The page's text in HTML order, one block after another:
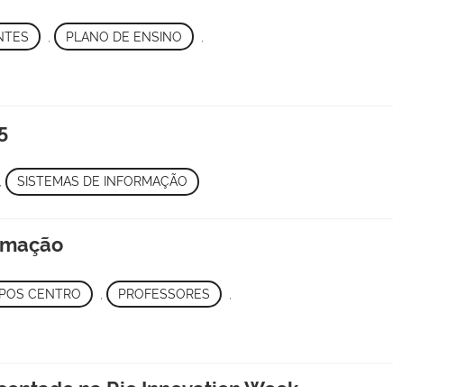
, PLANO DE ENSINO
, SISTEMAS DE INFORMAÇÃO
CENTRO PROFESSORES